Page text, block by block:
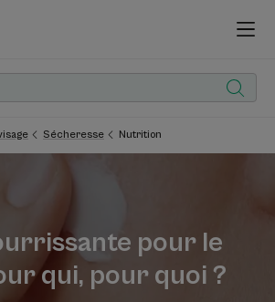
Sécheresse Nutrition
pour le
qui, pour quoi ?